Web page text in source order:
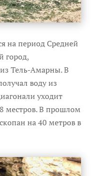
на период Средней
город,
Тель-Амарны. В
воду из
уходит
местров. В прошлом
на 40 метров в